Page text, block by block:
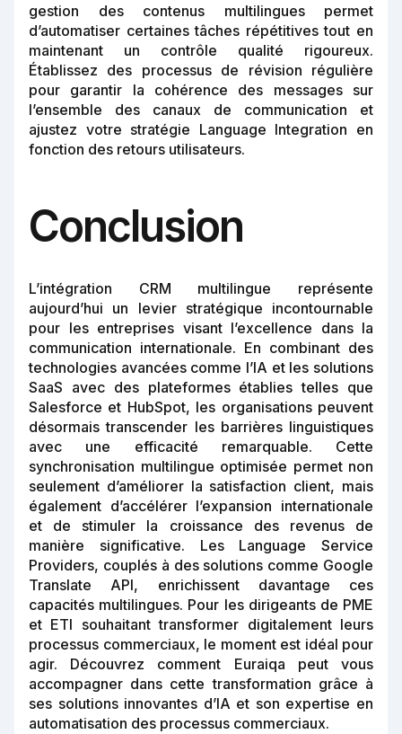
gestion des contenus multilingues permet
d’automatiser certaines tâches répétitives tout en
maintenant un contrôle qualité rigoureux.
Établissez des processus de révision régulière
pour garantir la cohérence des messages sur
l’ensemble des canaux de communication et
ajustez votre stratégie Language Integration en
fonction des retours utilisateurs.
Conclusion
L’intégration CRM multilingue représente
aujourd’hui un levier stratégique incontournable
pour les entreprises visant l’excellence dans la
communication internationale. En combinant des
technologies avancées comme l’IA et les solutions
SaaS avec des plateformes établies telles que
Salesforce et HubSpot, les organisations peuvent
désormais transcender les barrières linguistiques
avec une efficacité remarquable. Cette
synchronisation multilingue optimisée permet non
seulement d’améliorer la satisfaction client, mais
également d’accélérer l’expansion internationale
et de stimuler la croissance des revenus de
manière significative. Les Language Service
Providers, couplés à des solutions comme Google
Translate API, enrichissent davantage ces
capacités multilingues. Pour les dirigeants de PME
et ETI souhaitant transformer digitalement leurs
processus commerciaux, le moment est idéal pour
agir. Découvrez comment Euraiqa peut vous
accompagner dans cette transformation grâce à
ses solutions innovantes d’IA et son expertise en
automatisation des processus commerciaux.